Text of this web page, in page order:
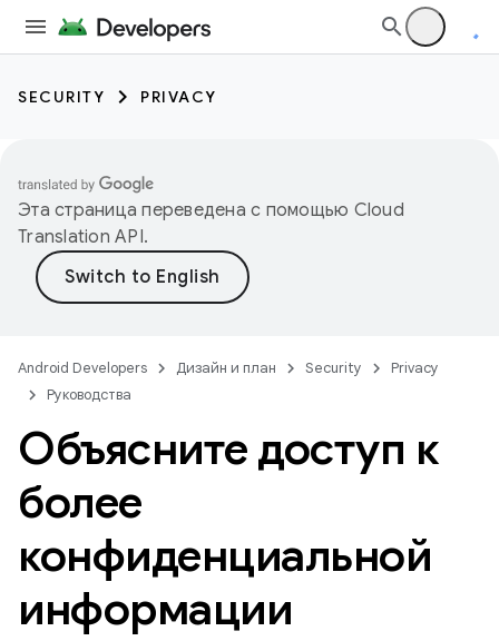
SECURITY PRIVACY
Эта страница переведена с помощью Cloud
Translation API.
Android Developers Дизайн и план Security
Privacy
Руководства
Объясните доступ к
более
конфиденциальной
информации